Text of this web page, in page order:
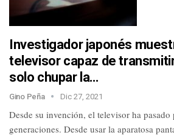
Investigador japonés
televisor capaz de
solo chupar la…
Gino Peña Dic 27, 2021
Desde su invención, el televisor ha pasado
generaciones. Desde usar la aparatosa